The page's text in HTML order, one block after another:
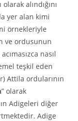
alındığını
yer alan kimi
örnekleriyle
ve ordusunun
nasıl
teşkil eden
Attila ordularının
” olarak
Adigeleri diğer
Adige